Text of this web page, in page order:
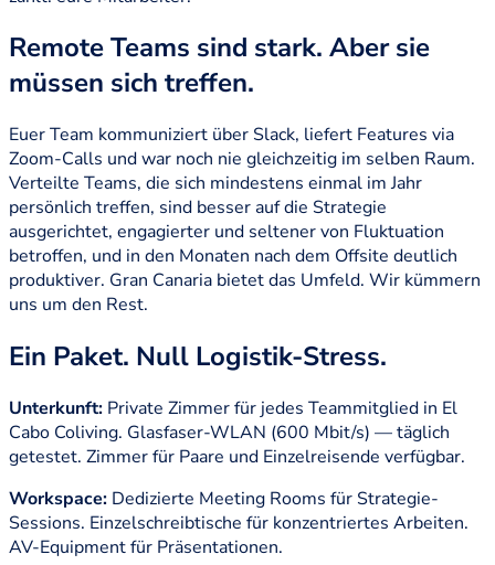
Remote Teams sind stark. Aber sie
müssen sich treffen.
Euer Team kommuniziert über Slack, liefert Features via
Zoom-Calls und war noch nie gleichzeitig im selben Raum.
Verteilte Teams, die sich mindestens einmal im Jahr
persönlich treffen, sind besser auf die Strategie
ausgerichtet, engagierter und seltener von Fluktuation
betroffen, und in den Monaten nach dem Offsite deutlich
produktiver. Gran Canaria bietet das Umfeld. Wir kümmern
uns um den Rest.
Ein Paket. Null Logistik-Stress.
Unterkunft: Private Zimmer für jedes Teammitglied in El
Cabo Coliving. Glasfaser-WLAN (600 Mbit/s) — täglich
getestet. Zimmer für Paare und Einzelreisende verfügbar.
Workspace: Dedizierte Meeting Rooms für Strategie-
Sessions. Einzelschreibtische für konzentriertes Arbeiten.
AV-Equipment für Präsentationen.